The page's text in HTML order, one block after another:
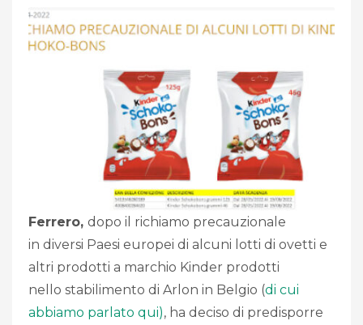
Ferrero, dopo il richiamo precauzionale
in diversi Paesi europei di alcuni lotti di ovetti e
altri prodotti a marchio Kinder prodotti
nello stabilimento di Arlon in Belgio (di cui
abbiamo parlato qui), ha deciso di predisporre